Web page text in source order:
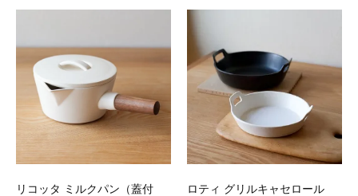
リコッタ ミルクパン（蓋付
ロティ グリルキャセロール